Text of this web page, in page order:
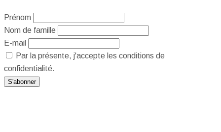
Prénom
Nom de famille
E-mail
Par la présente, j'accepte les conditions de
confidentialité.